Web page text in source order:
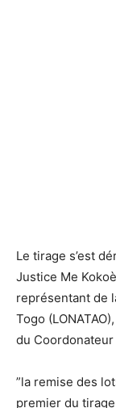
Le tirage s’est
Justice Me
représentant de
Togo
du Coordonateur
”la remise des
premier du